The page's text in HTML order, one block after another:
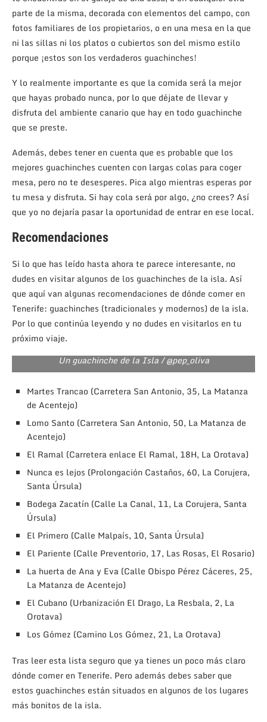
parte de la misma, decorada con elementos del campo, con
fotos familiares de los propietarios, o en una mesa en la que
ni las sillas ni los platos o cubiertos son del mismo estilo
porque ¡estos son los verdaderos guachinches!
Y lo realmente importante es que la comida será la mejor
que hayas probado nunca, por lo que déjate de llevar y
disfruta del ambiente canario que hay en todo guachinche
que se preste.
Además, debes tener en cuenta que es probable que los
mejores guachinches cuenten con largas colas para coger
mesa, pero no te desesperes. Pica algo mientras esperas por
tu mesa y disfruta. Si hay cola será por algo, ¿no crees? Así
que yo no dejaría pasar la oportunidad de entrar en ese local.
Recomendaciones
Si lo que has leído hasta ahora te parece interesante, no
dudes en visitar algunos de los guachinches de la isla. Así
que aquí van algunas recomendaciones de dónde comer en
Tenerife: guachinches (tradicionales y modernos) de la isla.
Por lo que continúa leyendo y no dudes en visitarlos en tu
próximo viaje.
Un guachinche de la Isla / @pep_oliva
Martes Trancao (Carretera San Antonio, 35, La Matanza
de Acentejo)
Lomo Santo (Carretera San Antonio, 50, La Matanza de
Acentejo)
El Ramal (Carretera enlace El Ramal, 18H, La Orotava)
Nunca es lejos (Prolongación Castaños, 60, La Corujera,
Santa Úrsula)
Bodega Zacatín (Calle La Canal, 11, La Corujera, Santa
Úrsula)
El Primero (Calle Malpaís, 10, Santa Úrsula)
El Pariente (Calle Preventorio, 17, Las Rosas, El Rosario)
La huerta de Ana y Eva (Calle Obispo Pérez Cáceres, 25,
La Matanza de Acentejo)
El Cubano (Urbanización El Drago, La Resbala, 2, La
Orotava)
Los Gómez (Camino Los Gómez, 21, La Orotava)
Tras leer esta lista seguro que ya tienes un poco más claro
dónde comer en Tenerife. Pero además debes saber que
estos guachinches están situados en algunos de los lugares
más bonitos de la isla.